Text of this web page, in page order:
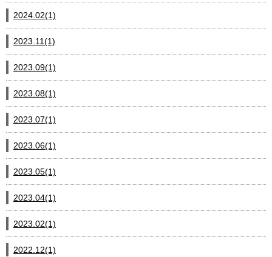
2024.02(1)
2023.11(1)
2023.09(1)
2023.08(1)
2023.07(1)
2023.06(1)
2023.05(1)
2023.04(1)
2023.02(1)
2022.12(1)